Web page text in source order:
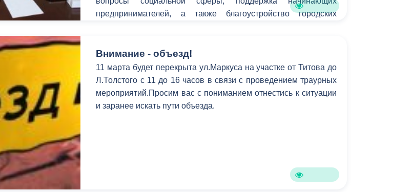
предпринимателей, а также благоустройство городских
Внимание - объезд!
11 марта будет перекрыта ул.Маркуса на участке от Титова до
Л.Толстого с 11 до 16 часов в связи с проведением траурных
мероприятий.Просим вас с пониманием отнестись к ситуации
и заранее искать пути объезда.